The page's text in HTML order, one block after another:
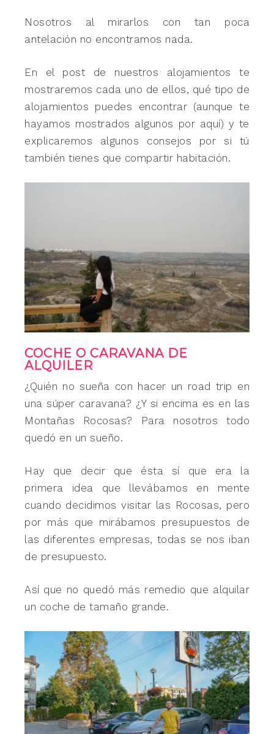
Nosotros al mirarlos con tan poca
antelación no encontramos nada.
En el post de nuestros alojamientos te
mostraremos cada uno de ellos, qué tipo de
alojamientos puedes encontrar (aunque te
hayamos mostrados algunos por aquí) y te
explicaremos algunos consejos por si tú
también tienes que compartir habitación.
COCHE O CARAVANA DE
ALQUILER
¿Quién no sueña con hacer un road trip en
una súper caravana? ¿Y si encima es en las
Montañas Rocosas? Para nosotros todo
quedó en un sueño.
Hay que decir que ésta sí que era la
primera idea que llevábamos en mente
cuando decidimos visitar las Rocosas, pero
por más que mirábamos presupuestos de
las diferentes empresas, todas se nos iban
de presupuesto.
Así que no quedó más remedio que alquilar
un coche de tamaño grande.